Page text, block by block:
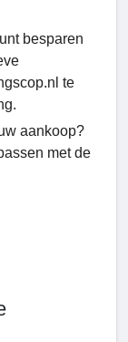
besparen
te
aankoop?
met de